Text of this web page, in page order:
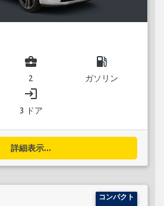
business_center
2
local_gas_station
ガソリン
login
3 ドア
詳細表示...
コンパクト